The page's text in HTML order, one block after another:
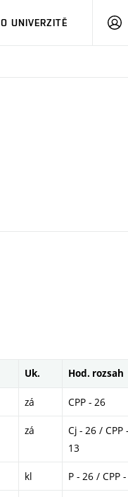
O UNIVERZITĚ
Uk. Hod. rozsah
zá CPP - 26
zá
Cj - 26 / CPP -
13
kl P - 26 / CPP